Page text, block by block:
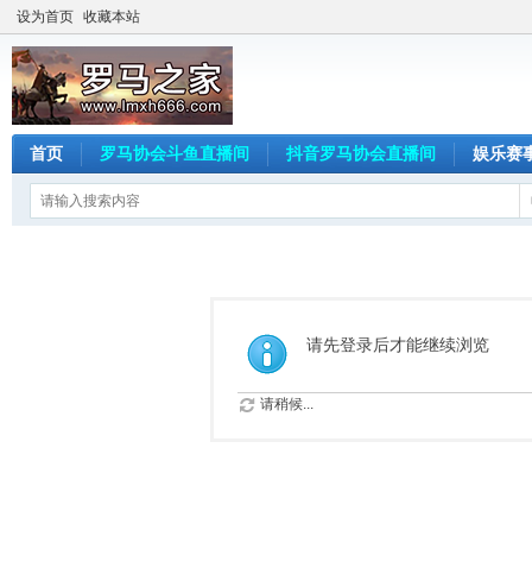
设为首页 收藏本站
首页 罗马协会斗鱼直播间 抖音罗马协会直播间 娱乐赛
请先登录后才能继续浏览
请稍候...